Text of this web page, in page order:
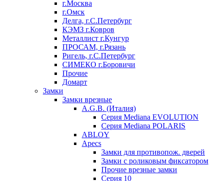
г.Москва
г.Омск
Делга, г.С.Петербург
КЭМЗ г.Ковров
Металлист г.Кунгур
ПРОСАМ, г.Рязань
Ригель, г.С.Петербург
СИМЕКО г.Боровичи
Прочие
Домарт
Замки
Замки врезные
A.G.B. (Италия)
Серия Mediana EVOLUTION
Серия Mediana POLARIS
ABLOY
Apecs
Замки для противопож. дверей
Замки с роликовым фиксатором
Прочие врезные замки
Серия 10